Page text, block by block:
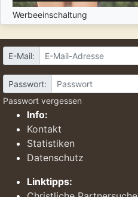
Werbeeinschaltung
E-Mail:
Passwort:
Passwort vergessen
Info:
Kontakt
Statistiken
Datenschutz
Linktipps: